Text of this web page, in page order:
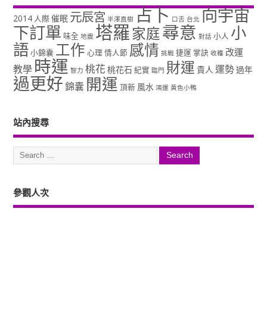
2014 人際 催眠 元辰宮 半澤直樹 占卜 口舌 台北 向宇宙
下訂單 味全 地震 塔羅家庭尋意 對話 小人 小
語小錦囊 工作 心理 情人節 感情 挑戰 捷運 掌訣 收穫 改運
教學 時運 智力 桃花 桃花石 紀實 臨門 財運 貴人 運勢過年
過更好錦囊 開運 頂新 風水 鴻運 黃色小鴨
站內搜尋
參觀人次